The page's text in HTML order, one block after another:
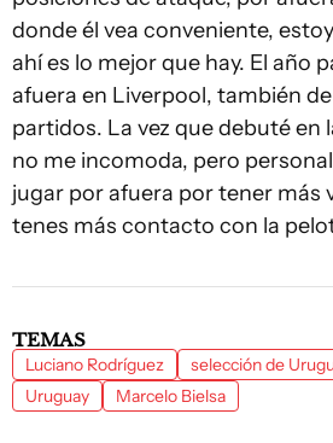
donde él vea conveniente,
ahí es lo mejor que hay. El año
afuera en Liverpool, también
partidos. La vez que debuté en
no me incomoda, pero
jugar por afuera por tener más
tenes más contacto con la
TEMAS
Luciano Rodríguez selección de
Uruguay
Marcelo Bielsa